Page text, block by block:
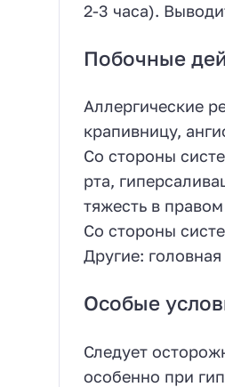
2-3 часа).
Побочные
Аллергические
крапивницу,
Со стороны
рта,
тяжесть в
Со стороны
Другие:
Особые
Следует
особенно при